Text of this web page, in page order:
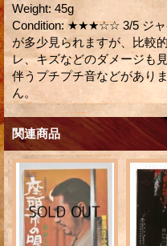
Weight: 45g
Condition: ★★★☆☆ 3/5 ジャ
が多少見られますが、比較
レ、キズなどのダメージも
伴うプチプチ音などがあり
ん。
関連商品